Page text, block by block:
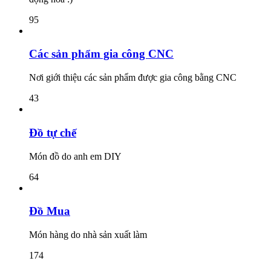
95
Các sản phẩm gia công CNC
Nơi giới thiệu các sản phẩm được gia công bằng CNC
43
Đồ tự chế
Món đồ do anh em DIY
64
Đồ Mua
Món hàng do nhà sản xuất làm
174